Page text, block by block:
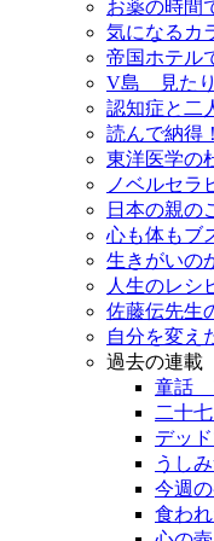
お薬の時間
気になるカ
帝国ホテル
V島 見たり
認知症と二
読んで納得
東洋医学の
ノベルセラ
日本の親の
心も体もブ
生きがいの
人生のレシ
佐藤伝先生
自分を変え
過去の連載
童話
二十
デッ
うし
今週
食わ